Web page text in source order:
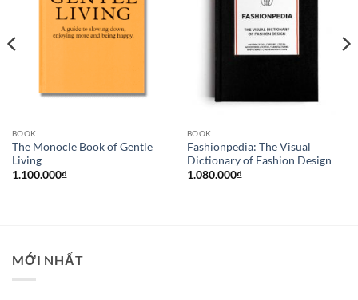
BOOK
The Monocle Book of Gentle
Living
1.100.000₫
BOOK
Fashionpedia: The Visual
Dictionary of Fashion Design
1.080.000₫
MỚI NHẤT